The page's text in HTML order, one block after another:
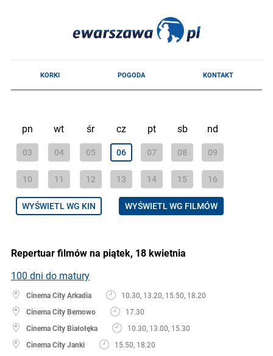
pn wt śr cz pt sb nd
03 04 05 06 07 08 09
10 11 12 13 14 15 16
WYŚWIETL WG KIN WYŚWIETL WG FILMÓW
Repertuar filmów na piątek, 18 kwietnia
100 dni do matury
Cinema City Arkadia
10.30, 13.20, 15.50, 18.20
Cinema City Bemowo
17.30
Cinema City Białołęka
10.30, 13.00, 15.30
Cinema City Janki
15.50, 18.20